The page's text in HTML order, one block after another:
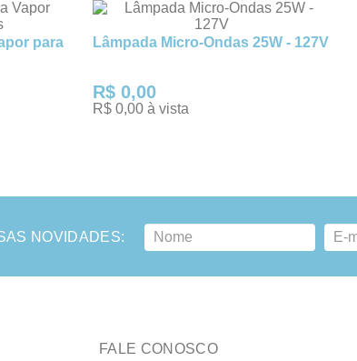
para
Lâmpada Micro-Ondas 25W - 127V
R$ 0,00
R$ 0,00 à vista
NOVIDADES:
FALE CONOSCO